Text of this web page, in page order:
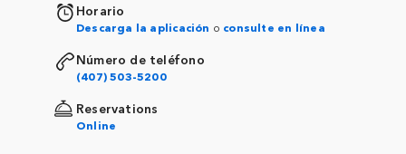
Horario
Descarga la aplicación o consulte en línea
Número de teléfono
(407) 503-5200
Reservations
Online